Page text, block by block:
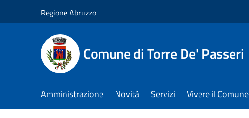
Regione Abruzzo
Comune di Torre De' Passeri
Amministrazione Novità Servizi Vivere il Comune